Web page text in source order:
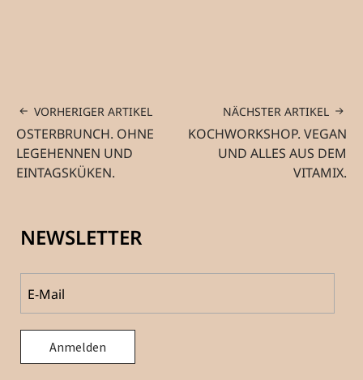
VORHERIGER ARTIKEL
OSTERBRUNCH. OHNE
LEGEHENNEN UND
EINTAGSKÜKEN.
NÄCHSTER ARTIKEL
KOCHWORKSHOP. VEGAN
UND ALLES AUS DEM
VITAMIX.
NEWSLETTER